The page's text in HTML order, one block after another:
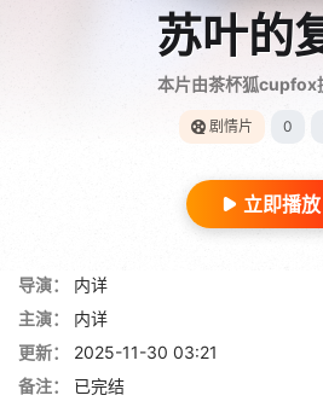
苏叶的
本片由茶杯狐cupfox
剧情片 0
立即播放
导演：
内详
主演：
内详
更新：
2025-11-30 03:21
备注：
已完结